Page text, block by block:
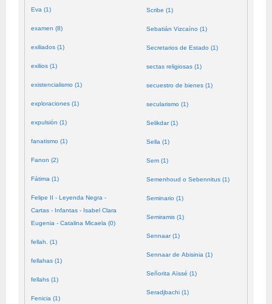
Eva (1)
examen (8)
exiliados (1)
exilios (1)
existencialismo (1)
exploraciones (1)
expulsión (1)
fanatismo (1)
Fanon (2)
Fátima (1)
Felipe II - Leyenda Negra -
Cartas - Infantas - Isabel Clara
Eugenia - Catalina Micaela (0)
fellah. (1)
fellahas (1)
fellahs (1)
Fenicia (1)
Scribe (1)
Sebatián Vizcaíno (1)
Secretarios de Estado (1)
sectas religiosas (1)
secuestro de bienes (1)
secularismo (1)
Selikdar (1)
Sella (1)
Sem (1)
Semenhoud o Sebennitus (1)
Seminario (1)
Semiramis (1)
Sennaar (1)
Sennaar de Abisinia (1)
Señorita Aïssé (1)
Seradjbachi (1)